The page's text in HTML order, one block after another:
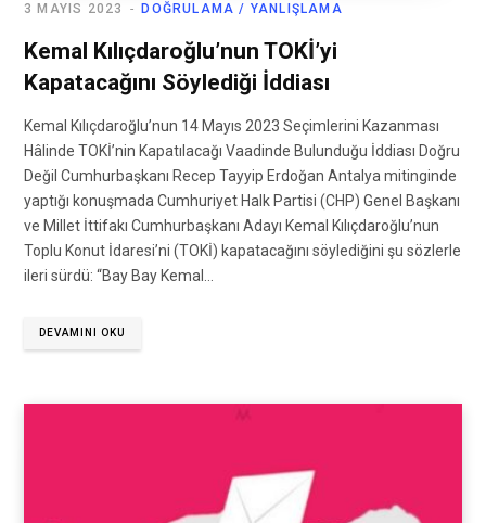
DOĞRULAMA / YANLIŞLAMA
3 MAYIS 2023
Kemal Kılıçdaroğlu’nun TOKİ’yi
Kapatacağını Söylediği İddiası
Kemal Kılıçdaroğlu’nun 14 Mayıs 2023 Seçimlerini Kazanması
Hâlinde TOKİ’nin Kapatılacağı Vaadinde Bulunduğu İddiası Doğru
Değil Cumhurbaşkanı Recep Tayyip Erdoğan Antalya mitinginde
yaptığı konuşmada Cumhuriyet Halk Partisi (CHP) Genel Başkanı
ve Millet İttifakı Cumhurbaşkanı Adayı Kemal Kılıçdaroğlu’nun
Toplu Konut İdaresi’ni (TOKİ) kapatacağını söylediğini şu sözlerle
ileri sürdü: “Bay Bay Kemal…
DEVAMINI OKU